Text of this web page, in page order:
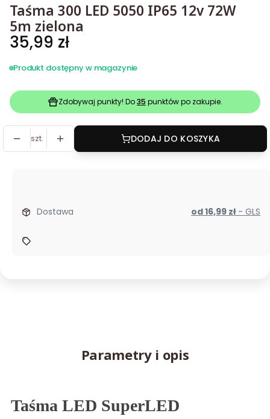
Taśma 300 LED 5050 IP65 12v 72W
5m zielona
Cena
35,99 zł
Produkt dostępny w magazynie
Zdobywaj punkty! Do35 punktów po zakupie.
szt. DODAJ DO KOSZYKA
Dostawa od 16,99 zł - GLS
Parametry i opis
Taśma LED SuperLED